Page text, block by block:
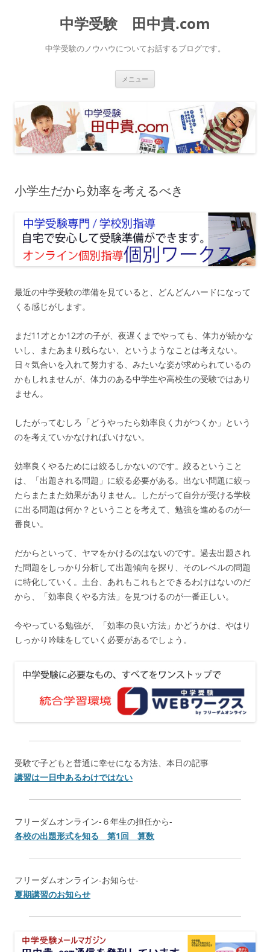
中学受験 田中貴.com
中学受験のノウハウについてお話するブログです。
メニュー
ス
キ
ッ
プ
小学生だから効率を考えるべき
最近の中学受験の準備を見ていると、どんどんハードになって
くる感じがします。
まだ11才とか12才の子が、夜遅くまでやっても、体力が続かな
いし、またあまり残らない、というようなことは考えない。
日々気合いを入れて努力する、みたいな姿が求められているの
かもしれませんが、体力のある中学生や高校生の受験ではあり
ません。
したがってむしろ「どうやったら効率良く力がつくか」という
のを考えていかなければいけない。
効率良くやるためには絞るしかないのです。絞るということ
は、「出題される問題」に絞る必要がある。出ない問題に絞っ
たらまたまた効果がありません。したがって自分が受ける学校
に出る問題は何か？ということを考えて、勉強を進めるのが一
番良い。
だからといって、ヤマをかけるのはないのです。過去出題され
た問題をしっかり分析して出題傾向を探り、そのレベルの問題
に特化していく。土台、あれもこれもとできるわけはないのだ
から、「効率良くやる方法」を見つけるのが一番正しい。
今やっている勉強が、「効率の良い方法」かどうかは、やはり
しっかり吟味をしていく必要があるでしょう。
受験で子どもと普通に幸せになる方法、本日の記事
講習は一日中あるわけではない
フリーダムオンライン-６年生の担任から-
各校の出題形式を知る 第1回 算数
フリーダムオンライン-お知らせ-
夏期講習のお知らせ